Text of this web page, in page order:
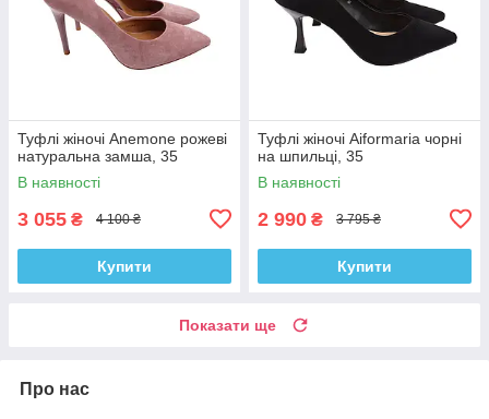
Туфлі жіночі Anemone рожеві
натуральна замша, 35
В наявності
3 055 ₴ 4 100 ₴
Купити
Туфлі жіночі Aiformaria чорні
на шпильці, 35
В наявності
2 990 ₴ 3 795 ₴
Купити
Показати ще
Про нас